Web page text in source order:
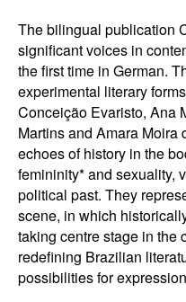
The bilingual publication
significant voices in
the first time in German.
experimental literary
Conceição Evaristo, Ana
Martins and Amara
echoes of history in the
femininity* and sexuality,
political past. They
scene, in which
taking centre stage in
redefining Brazilian
possibilities for